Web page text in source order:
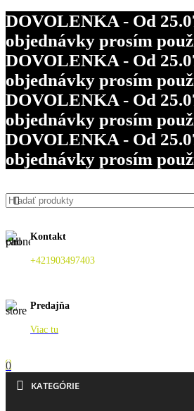
DOVOLENKA - Od
objednávky prosím
DOVOLENKA - Od
objednávky prosím
DOVOLENKA - Od
objednávky prosím
DOVOLENKA - Od
objednávky prosím
Kontakt
+421903497403
Predajňa
Viac tu
0
KATEGÓRIE